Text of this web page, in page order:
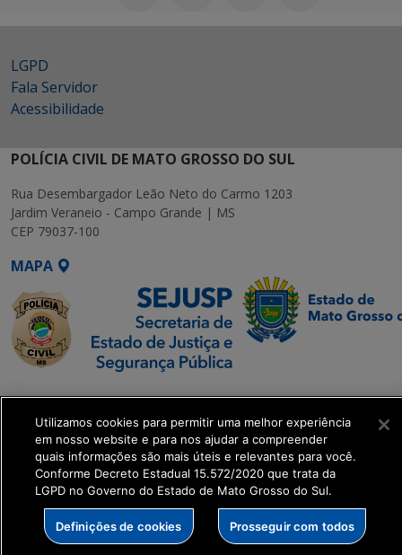
LGPD
Fala Servidor
Acessibilidade
POLÍCIA CIVIL DE MATO GROSSO DO SUL
Rua Desembargador Leão Neto do Carmo 1203
Jardim Veraneio - Campo Grande | MS
CEP 79037-100
MAPA
SETDIG | Secretaria-
Executiva de
Transformação Digital
get_footer();
Utilizamos cookies para permitir uma melhor experiência
em nosso website e para nos ajudar a compreender
quais informações são mais úteis e relevantes para você.
Conforme Decreto Estadual 15.572/2020 que trata da
LGPD no Governo do Estado de Mato Grosso do Sul.
Definições de cookies Prosseguir com todos